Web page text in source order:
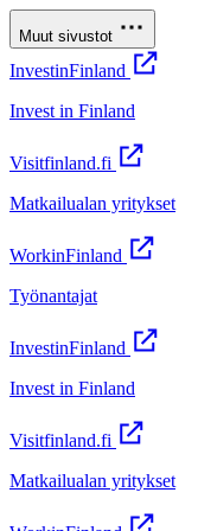
Muut sivustot
InvestinFinland
Invest in Finland
Visitfinland.fi
Matkailualan yritykset
WorkinFinland
Työnantajat
InvestinFinland
Invest in Finland
Visitfinland.fi
Matkailualan yritykset